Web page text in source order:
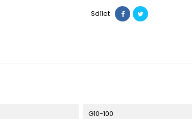
Sdílet
G10-100